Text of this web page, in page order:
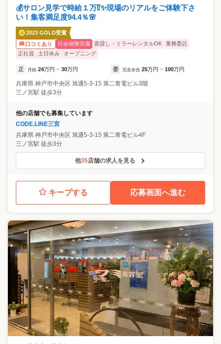
💰サロン見学で時給１万⁉✨現場のリアルをご体験下さ
い！集客満足度94.4％🌸
2023 GOLD受賞
口コミあり
社会保険完備 面貸し・ミラーレンタルOK
業務委託
正社員
土日休み オープニング
正 月給 24万円 ~ 30万円 委 完全歩合 25万円 ~ 100万円
兵庫県 神戸市中央区 旭通5-3-15 第二青電ビル3階
三ノ宮駅 徒歩3分
他の店舗でも募集しています
CODE.LINE三宮
兵庫県 神戸市中央区 旭通5-3-15 第二青電ビル4F
三ノ宮駅 徒歩3分
他35店舗の求人を見る
キープする 応募画面へ進む